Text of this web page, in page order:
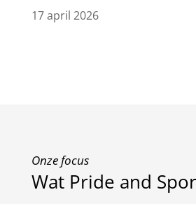
17 april 2026
Onze focus
Wat Pride and